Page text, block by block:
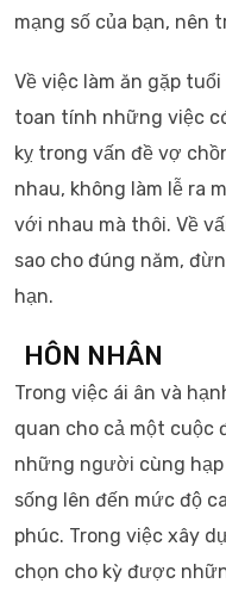
mạng số của bạn, nên
Về việc làm ăn gặp
toan tính những việc
kỵ trong vấn đề vợ
nhau, không làm lễ ra
với nhau mà thôi. Về
sao cho đúng năm,
hạn.
HÔN NHÂN
Trong việc ái ân và
quan cho cả một cuộc
những người cùng
sống lên đến mức độ
phúc. Trong việc xây
chọn cho kỳ được